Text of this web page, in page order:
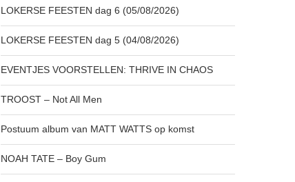
LOKERSE FEESTEN dag 6 (05/08/2026)
LOKERSE FEESTEN dag 5 (04/08/2026)
EVENTJES VOORSTELLEN: THRIVE IN CHAOS
TROOST – Not All Men
Postuum album van MATT WATTS op komst
NOAH TATE – Boy Gum